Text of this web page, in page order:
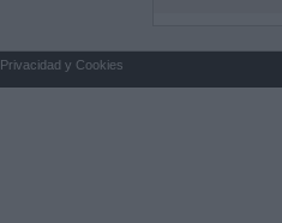
Privacidad y Cookies